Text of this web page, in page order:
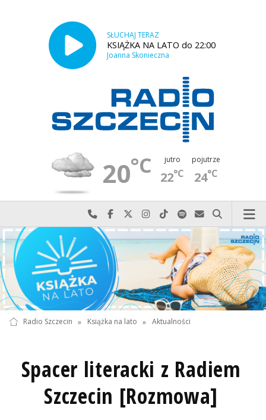
SŁUCHAJ TERAZ
KSIĄŻKA NA LATO do 22:00
Joanna Skonieczna
20°C jutro
22°C
pojutrze
24°C
Najlepiej po prostu do nas zadzwoń
Odwiedź nas na Facebook-u
Odwiedź nas na X
Odwiedź nas na Instagram-ie
Odwiedź nas na TikTok-u
Szukaj nas na Spotify
Wyślij do nas
Szukaj
Radio Szczecin » Książka na lato » Aktualności
Spacer literacki z Radiem
Szczecin [Rozmowa]